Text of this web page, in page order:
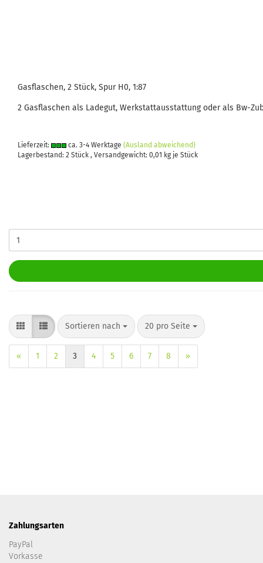
Gasflaschen, 2 Stück, Spur H0, 1:87
2 Gasflaschen als Ladegut, Werkstattausstattung oder als Bw-
Lieferzeit: ca. 3-4 Werktage (Ausland abweichend)
Lagerbestand: 2 Stück , Versandgewicht: 0,01 kg je Stück
Sortieren nach
Sortieren nach 20 pro Seite
pro Seite
« 1 2 3 4 5 6 7 8 »
Zahlungsarten
PayPal
Vorkasse